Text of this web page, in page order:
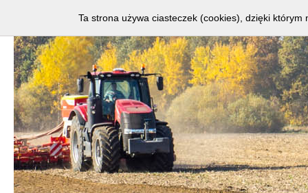
Ta strona używa ciasteczek (cookies), dzięki którym